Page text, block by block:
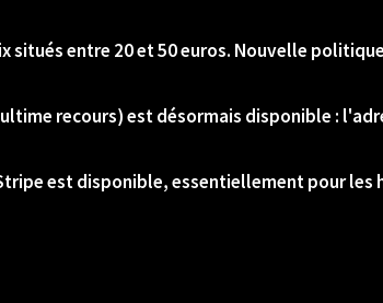
situés entre 20 et 50 euros. Nouvelle
recours) est désormais disponible :
est disponible, essentiellement pour